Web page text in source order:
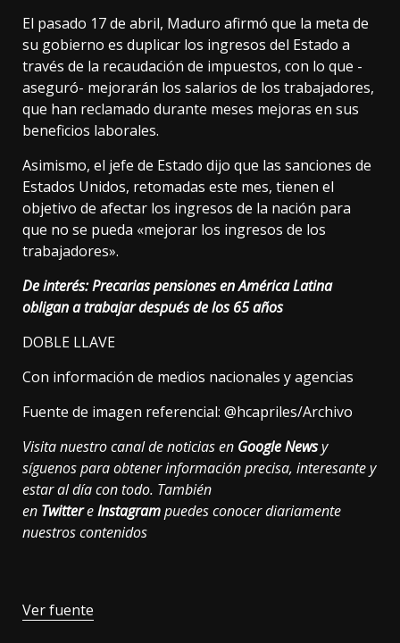
El pasado 17 de abril, Maduro afirmó que la meta de
su gobierno es duplicar los ingresos del Estado a
través de la recaudación de impuestos, con lo que -
aseguró- mejorarán los salarios de los trabajadores,
que han reclamado durante meses mejoras en sus
beneficios laborales.
Asimismo, el jefe de Estado dijo que las sanciones de
Estados Unidos, retomadas este mes, tienen el
objetivo de afectar los ingresos de la nación para
que no se pueda «mejorar los ingresos de los
trabajadores».
De interés:Precarias pensiones en América Latina
obligan a trabajar después de los 65 años
DOBLE LLAVE
Con información de medios nacionales y agencias
Fuente de imagen referencial: @hcapriles/Archivo
Visita nuestro canal de noticias en Google Newsy
síguenos para obtener información precisa, interesante y
estar al día con todo. También
en TwittereInstagrampuedes conocer diariamente
nuestros contenidos
Ver fuente